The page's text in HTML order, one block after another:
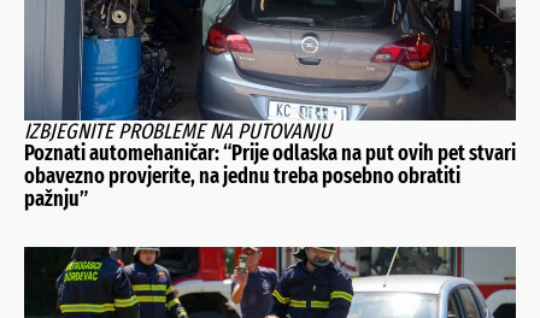
IZBJEGNITE PROBLEME NA PUTOVANJU
Poznati automehaničar: “Prije odlaska na put ovih pet stvari
obavezno provjerite, na jednu treba posebno obratiti
pažnju”